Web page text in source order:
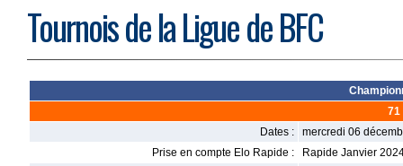
Tournois de la Ligue de BFC
71
Dates :
mercredi 06
Prise en compte Elo Rapide :
Rapide Janvier